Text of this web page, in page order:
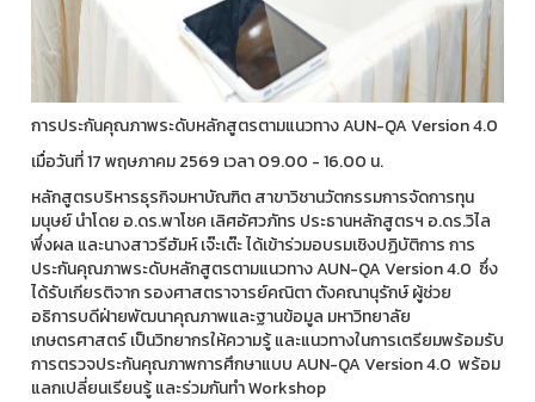
การประกันคุณภาพระดับหลักสูตรตามแนวทาง AUN-QA Version 4.0
เมื่อวันที่ 17 พฤษภาคม 2569 เวลา 09.00 - 16.00 น.
หลักสูตรบริหารธุรกิจมหาบัณฑิต สาขาวิชานวัตกรรมการจัดการทุน
มนุษย์ นำโดย อ.ดร.พาโชค เลิศอัศวภัทร ประธานหลักสูตรฯ อ.ดร.วิไล
พึ่งผล และนางสาวรีฮัมห์ เจ๊ะเต๊ะ ได้เข้าร่วมอบรมเชิงปฏิบัติการ การ
ประกันคุณภาพระดับหลักสูตรตามแนวทาง AUN-QA Version 4.0 ซึ่ง
ได้รับเกียรติจาก รองศาสตราจารย์คณิตา ตังคณานุรักษ์ ผู้ช่วย
อธิการบดีฝ่ายพัฒนาคุณภาพและฐานข้อมูล มหาวิทยาลัย
เกษตรศาสตร์ เป็นวิทยากรให้ความรู้ และแนวทางในการเตรียมพร้อมรับ
การตรวจประกันคุณภาพการศึกษาแบบ AUN-QA Version 4.0 พร้อม
แลกเปลี่ยนเรียนรู้ และร่วมกันทำ Workshop